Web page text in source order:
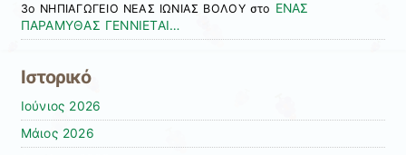
3ο ΝΗΠΙΑΓΩΓΕΙΟ ΝΕΑΣ ΙΩΝΙΑΣ ΒΟΛΟΥστο ΕΝΑΣ
ΠΑΡΑΜΥΘΑΣ ΓΕΝΝΙΕΤΑΙ…
Ιστορικό
Ιούνιος 2026
Μάιος 2026